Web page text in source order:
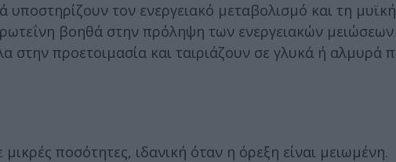
υποστηρίζουν τον ενεργειακό μεταβολισμό και τη μυϊκή
βοηθά στην πρόληψη των ενεργειακών μειώσεων
στην προετοιμασία και ταιριάζουν σε γλυκά ή αλμυρά
ποσότητες, ιδανική όταν η όρεξη είναι μειωμένη.